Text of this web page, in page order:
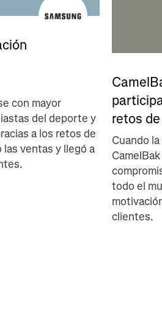
con mayor
del deporte y
a los retos de
ventas y llegó a
retos
Cuando
todo el
clientes.